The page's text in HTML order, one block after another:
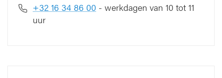
+32 16 34 86 00 - werkdagen van 10 tot 11
uur